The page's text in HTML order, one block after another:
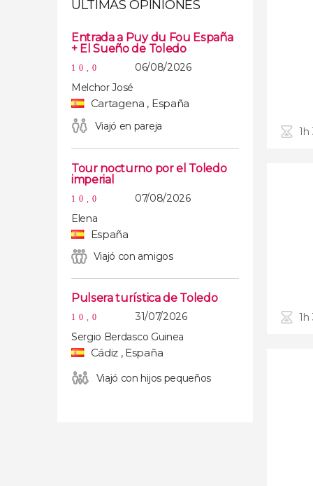
ÚLTIMAS OPINIONES
Entrada a Puy du Fou España
+ El Sueño de Toledo
10,0
06/08/2026
Melchor José
Cartagena , España
Viajó en pareja
Tour nocturno por el Toledo
imperial
10,0
07/08/2026
Elena
España
Viajó con amigos
Pulsera turística de Toledo
10,0
31/07/2026
Sergio Berdasco Guinea
Cádiz , España
Viajó con hijos pequeños
1h